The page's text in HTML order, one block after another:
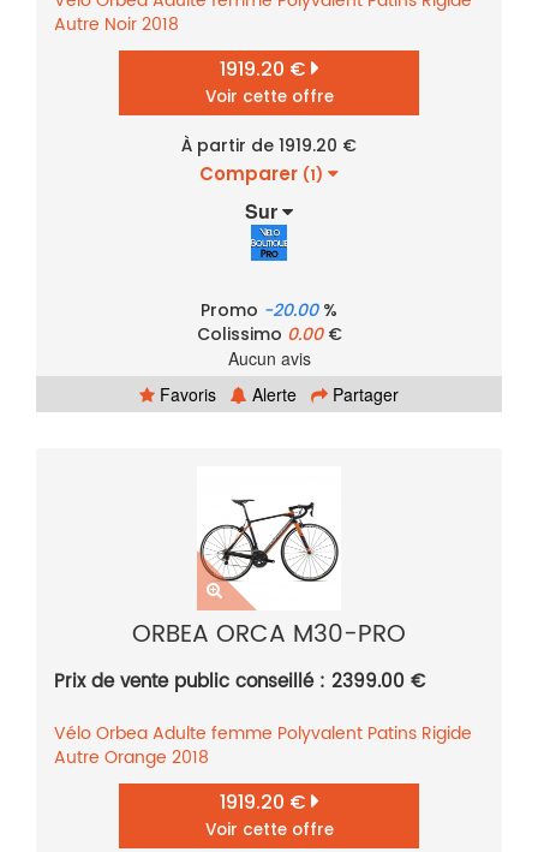
Autre Noir2018
1919.20 €
Voir cette offre
À partir de 1919.20 €
Comparer (1)
Sur
Promo -20.00%
Colissimo 0.00€
Aucun avis
Favoris
Alerte Partager
ORBEA ORCA M30-PRO
Prix de vente public conseillé : 2399.00 €
VéloOrbeaAdulte femme Polyvalent Patins Rigide
Autre Orange 2018
1919.20 €
Voir cette offre